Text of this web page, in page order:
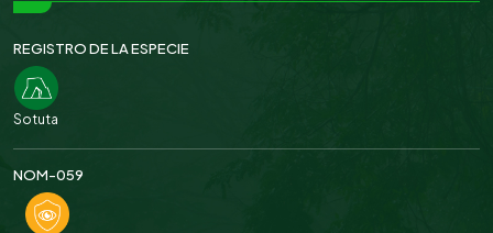
REGISTRO DE LA ESPECIE
Sotuta
NOM-059